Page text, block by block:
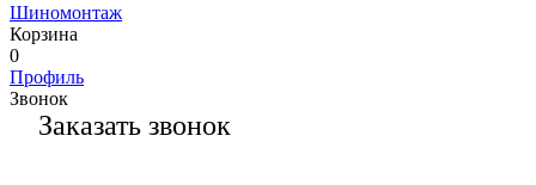
Шиномонтаж
Корзина
0
Профиль
Звонок
Заказать звонок